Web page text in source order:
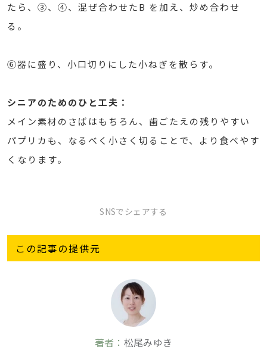
たら、③、④、混ぜ合わせたB を加え、炒め合わせ
る。
⑥器に盛り、小口切りにした小ねぎを散らす。
シニアのためのひと工夫：
メイン素材のさばはもちろん、歯ごたえの残りやすい
パプリカも、なるべく小さく切ることで、より食べやす
くなります。
SNSでシェアする
この記事の提供元
著者： 松尾みゆき